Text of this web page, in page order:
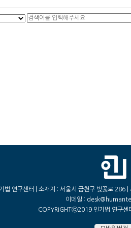
법 연구센터 | 소재지 : 서울시 금천구 벚꽃로
이메일 :
COPYRIGHTⓒ2019 인기법 연구센